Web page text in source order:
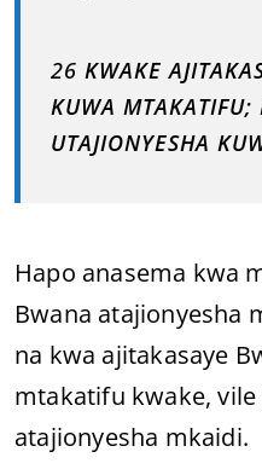
26 KWAKE
KUWA
UTAJIONYESHA
Hapo anasema kwa
Bwana atajionyesha
na kwa ajitakasaye
mtakatifu kwake,
atajionyesha mkaidi.